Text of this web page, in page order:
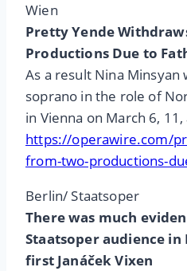
Wien
Pretty Yende
Productions Due to
As a result Nina Minsyan
soprano in the role of
in Vienna on March 6, 11,
https://operawire.com/
from-two-productions-
Berlin/ Staatsoper
There was much
Staatsoper audience
first Janáček Vixen